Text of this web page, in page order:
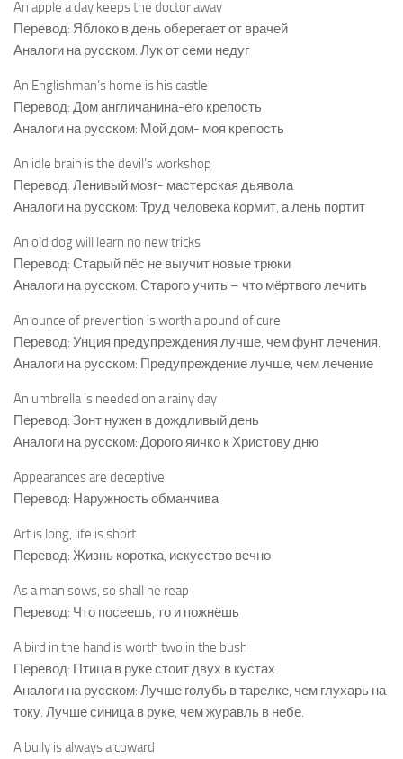
An apple a day keeps the doctor away
Перевод: Яблоко в день оберегает от врачей
Аналоги на русском: Лук от семи недуг
An Englishman’s home is his castle
Перевод: Дом англичанина-его крепость
Аналоги на русском: Мой дом- моя крепость
An idle brain is the devil’s workshop
Перевод: Ленивый мозг- мастерская дьявола
Аналоги на русском: Труд человека кормит, а лень портит
An old dog will learn no new tricks
Перевод: Старый пёс не выучит новые трюки
Аналоги на русском: Старого учить – что мёртвого лечить
An ounce of prevention is worth a pound of cure
Перевод: Унция предупреждения лучше, чем фунт лечения.
Аналоги на русском: Предупреждение лучше, чем лечение
An umbrella is needed on a rainy day
Перевод: Зонт нужен в дождливый день
Аналоги на русском: Дорого яичко к Христову дню
Appearances are deceptive
Перевод: Наружность обманчива
Art is long, life is short
Перевод: Жизнь коротка, искусство вечно
As a man sows, so shall he reap
Перевод: Что посеешь, то и пожнёшь
A bird in the hand is worth two in the bush
Перевод: Птица в руке стоит двух в кустах
Аналоги на русском: Лучше голубь в тарелке, чем глухарь на
току. Лучше синица в руке, чем журавль в небе.
A bully is always a coward